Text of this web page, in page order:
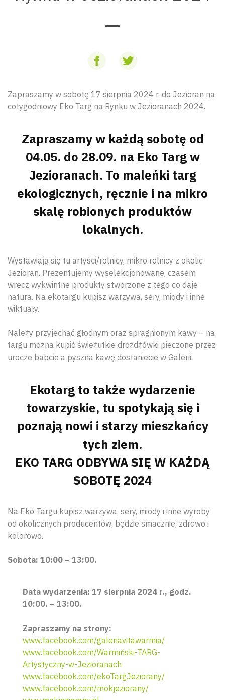
Zapraszamy w sobotę 17 sierpnia 2024 r. do Jezioran na
cotygodniowy Eko Targ na Rynku w Jezioranach 2024.
Zapraszamy w każdą sobotę od
04.05. do 28.09. na Eko Targ w
Jezioranach. To maleńki targ
ekologicznych, ręcznie i na mikro
skalę robionych produktów
lokalnych.
Wystawiają się tu artyści/rolnicy, mikro rolnicy z okolic
Jezioran. Prezentujemy wyselekcjonowane, czasem
wręcz wykwintne produkty stworzone z tego co daje
natura. Na ekotargu kupisz warzywa, sery, miody i inne
wiktuały.
Należy przyjechać głodnym oraz spragnionym kawy – na
targu można kupić świeżutkie drożdżówki pieczone przez
urocze babcie a pyszna kawę dostaniecie w Galerii.
Ekotarg to także wydarzenie
towarzyskie, tu spotykają się i
poznają nowi i starzy mieszkańcy
tych ziem.
EKO TARG ODBYWA SIĘ W KAŻDĄ
SOBOTĘ 2024
Na Eko Targu kupisz warzywa, sery, miody i inne wyroby
od okolicznych producentów, będzie smacznie, zdrowo i
kolorowo.
Sobota: 10:00 – 13:00.
Data wydarzenia: 17 sierpnia 2024 r., godz.
10:00. – 13:00.
Zapraszamy na strony:
www.facebook.com/galeriavitawarmia/
www.facebook.com/Warmiński-TARG-
Artystyczny-w-Jezioranach
www.facebook.com/ekoTargJeziorany/
www.facebook.com/mokjeziorany/